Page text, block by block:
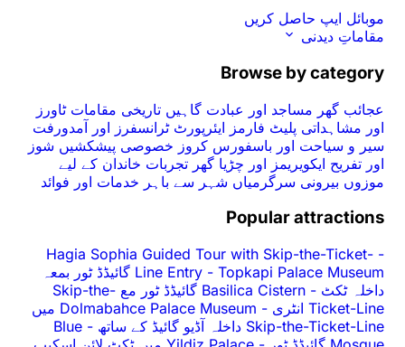
گاہیں تاریخی مقاماتٹاورز
ایئرپورٹ ٹرانسفرز اور آمدورفت
کروزخصوصی پیشکشیں شوز
چڑیا گھر تجرباتخاندان کے لیے
شہر سے باہر خدمات اور فوائد
Hagia Sophia Guided Tour
Line Entry-
Topkapi Palace Museum گائیڈڈ ٹور بمعہ
Basilica Cistern گائیڈڈ ٹور مع Skip-the-
Dolmabahce Palace Museum میں
-
Blue